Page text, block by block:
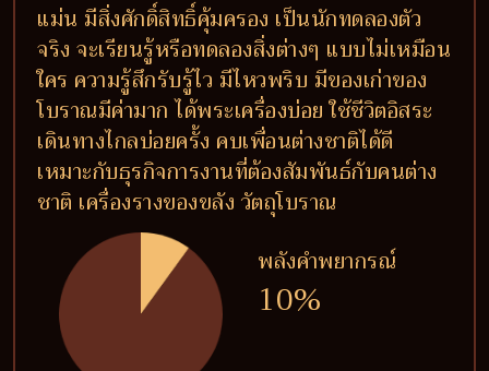
แม่น มีสิ่งศักดิ์สิทธิ์คุ้มครอง เป็นนักทดลองตัว
จริง จะเรียนรู้หรือทดลองสิ่งต่างๆ แบบไม่เหมือน
ใคร ความรู้สึกรับรู้ไว มีไหวพริบ มีของเก่าของ
โบราณมีค่ามาก ได้พระเครื่องบ่อย ใช้ชีวิตอิสระ
เดินทางไกลบ่อยครั้ง คบเพื่อนต่างชาติได้ดี
เหมาะกับธุรกิจการงานที่ต้องสัมพันธ์กับคนต่าง
ชาติ เครื่องรางของขลัง วัตถุโบราณ
พลังคำพยากรณ์
10%